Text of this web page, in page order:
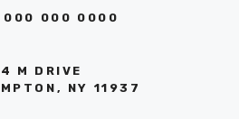
000 000 0000
M DRIVE
NY 11937